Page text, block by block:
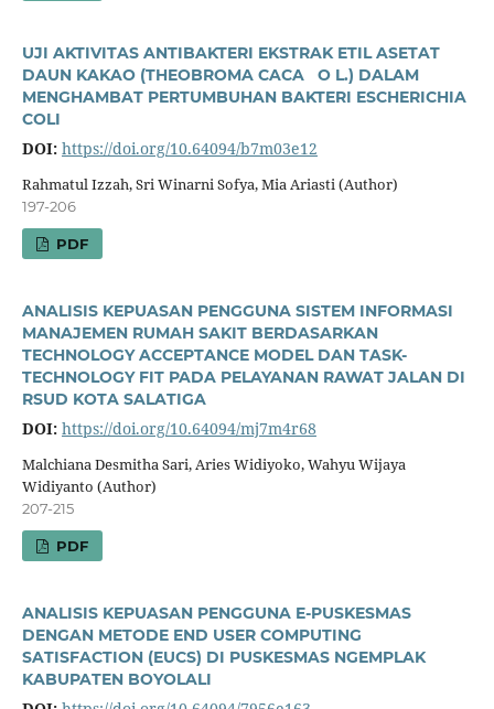
UJI AKTIVITAS ANTIBAKTERI EKSTRAK ETIL ASETAT
DAUN KAKAO (THEOBROMA CACA O L.) DALAM
MENGHAMBAT PERTUMBUHAN BAKTERI ESCHERICHIA
COLI
DOI: https://doi.org/10.64094/b7m03e12
Rahmatul Izzah, Sri Winarni Sofya, Mia Ariasti (Author)
197-206
PDF
ANALISIS KEPUASAN PENGGUNA SISTEM INFORMASI
MANAJEMEN RUMAH SAKIT BERDASARKAN
TECHNOLOGY ACCEPTANCE MODEL DAN TASK-
TECHNOLOGY FIT PADA PELAYANAN RAWAT JALAN DI
RSUD KOTA SALATIGA
DOI: https://doi.org/10.64094/mj7m4r68
Malchiana Desmitha Sari, Aries Widiyoko, Wahyu Wijaya
Widiyanto (Author)
207-215
PDF
ANALISIS KEPUASAN PENGGUNA E-PUSKESMAS
DENGAN METODE END USER COMPUTING
SATISFACTION (EUCS) DI PUSKESMAS NGEMPLAK
KABUPATEN BOYOLALI